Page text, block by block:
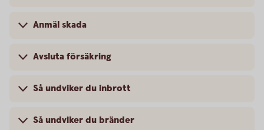
Anmäl skada
Avsluta försäkring
Så undviker du inbrott
Så undviker du bränder